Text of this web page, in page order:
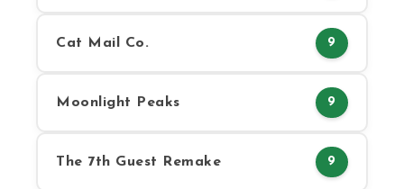
Cat Mail Co. 9
Moonlight Peaks 9
The 7th Guest Remake 9